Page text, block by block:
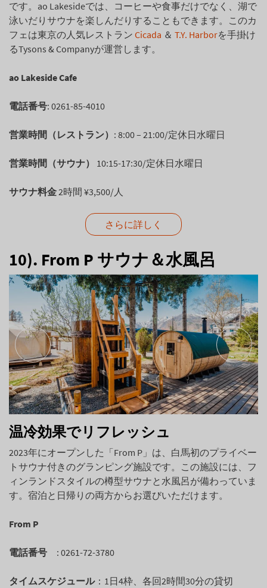
です。ao Lakesideでは、コーヒーや食事だけでなく、湖で
泳いだりサウナを楽しんだりすることもできます。このカ
フェは東京の人気レストラン Cicada ＆ T.Y. Harborを手掛け
るTysons & Companyが運営します。
ao Lakeside Cafe
電話番号: 0261-85-4010
営業時間（レストラン） : 8:00 – 21:00/定休日水曜日
営業時間（サウナ） 10:15-17:30/定休日水曜日
サウナ料金2時間 ¥3,500/人
さらに詳しく
10). From P サウナ＆水風呂
温冷効果でリフレッシュ
2023年にオープンした「From P」は、白馬初のプライベー
トサウナ付きのグランピング施設です。この施設には、フ
ィンランドスタイルの樽型サウナと水風呂が備わっていま
す。宿泊と日帰りの両方からお選びいただけます。
From P
電話番号 : 0261-72-3780
タイムスケジュール：1日4枠、各回2時間30分の貸切